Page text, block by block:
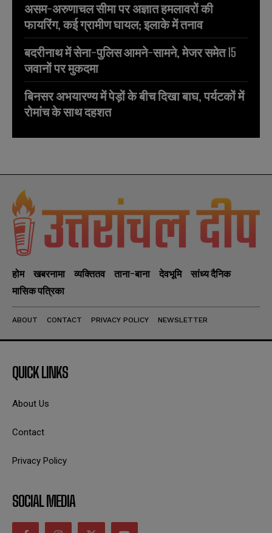
असम-अरुणाचल सीमा पर अज्ञात हमलावरों की
फायरिंग, कई ग्रामीण घायल; इलाके में तनाव
बदरीनाथ में सेना-पुलिस आमने-सामने, मेजर समेत 15
जवानों पर मुकदमा
बिनसर अभयारण्य में पेड़ों के बीच दिखा बाघ, पर्यटकों में
रोमांच के साथ दहशत
होम खबरनामा व्यक्तितव ताना-बाना देवभूमि
सांध्य दैनिक
मासिक पत्रिका
ABOUT CONTACT PRIVACY POLICY NEWSLETTER
QUICK LINKS
About Us
Contact
Privacy Policy
SOCIAL MEDIA